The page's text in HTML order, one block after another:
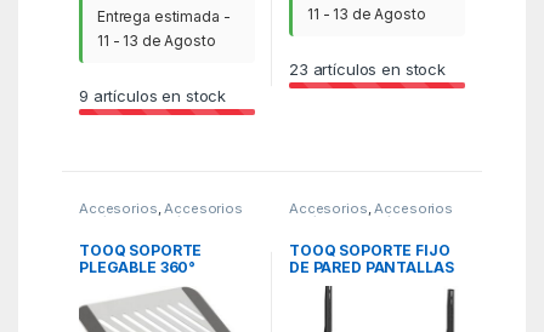
Entrega estimada -
11 - 13 de Agosto
9 artículos en stock
11 - 13 de Agosto
23 artículos en stock
Accesorios Accesorios
TV / Pantallas /
TOOQ SOPORTE
PLEGABLE 360°
DISPOSITIVOS 11-
17″,PLATA
Accesorios Accesorios
TV / Pantallas /
TOOQ SOPORTE FIJO
DE PARED PANTALLAS
37″-140″, NEGRO